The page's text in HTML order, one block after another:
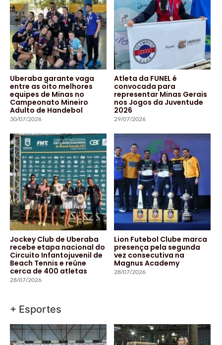
Uberaba garante vaga
entre as oito melhores
equipes de Minas no
Campeonato Mineiro
Adulto de Handebol
30/07/2026
Atleta da FUNEL é
convocada para
representar Minas Gerais
nos Jogos da Juventude
2026
29/07/2026
Jockey Club de Uberaba
recebe etapa nacional do
Circuito Infantojuvenil de
Beach Tennis e reúne
cerca de 400 atletas
28/07/2026
Lion Futebol Clube marca
presença pela segunda
vez consecutiva na
Magnus Academy
28/07/2026
+ Esportes